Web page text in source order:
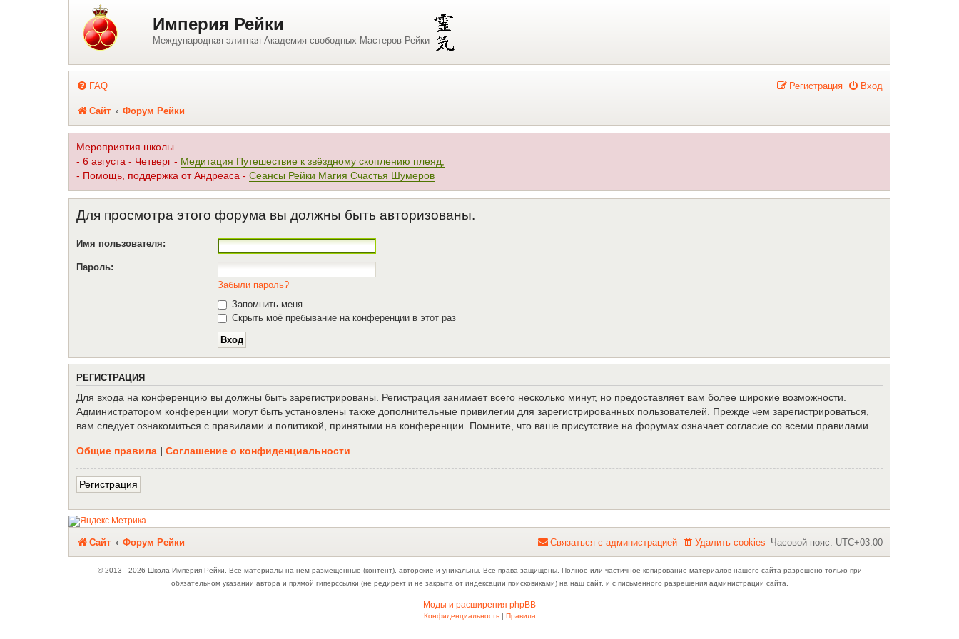
Регистрация Империя Рейки
Международная элитная Академия свободных Мастеров Рейки
FAQ Вход
Регистрация
Сайт Форум Рейки
Мероприятия школы
- 6 августа - Четверг - Медитация Путешествие к звёздному скоплению плеяд,
- Помощь, поддержка от Андреаса - Сеансы Рейки Магия Счастья Шумеров
Для просмотра этого форума вы должны быть авторизованы.
Имя пользователя:
Пароль:
Забыли пароль?
Запомнить меня
Скрыть моё пребывание на конференции в этот раз
РЕГИСТРАЦИЯ
Для входа на конференцию вы должны быть зарегистрированы. Регистрация занимает всего несколько минут, но предоставляет вам более широкие возможности.
Администратором конференции могут быть установлены также дополнительные привилегии для зарегистрированных пользователей. Прежде чем зарегистрироваться,
вам следует ознакомиться с правилами и политикой, принятыми на конференции. Помните, что ваше присутствие на форумах означает согласие со всеми правилами.
Общие правила | Соглашение о конфиденциальности
Регистрация
Сайт Форум Рейки Часовой пояс: UTC+03:00
Удалить cookies
Связаться с
Связаться с администрацией
© 2013 - 2026 Школа Империя Рейки. Все материалы на нем размещенные (контент), авторские и уникальны. Все права защищены. Полное или частичное копирование материалов нашего сайта разрешено только при
обязательном указании автора и прямой гиперссылки (не редирект и не закрыта от индексации поисковиками) на наш сайт, и с письменного разрешения администрации сайта.
Моды и расширения phpBB
Конфиденциальность| Правила